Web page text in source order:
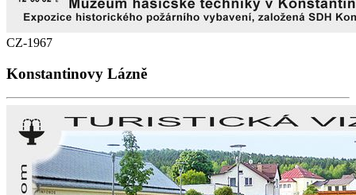
CZ-1967
Konstantinovy Lázně